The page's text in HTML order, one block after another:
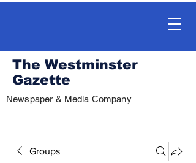
The Westminster
Gazette
Newspaper & Media Company
Groups